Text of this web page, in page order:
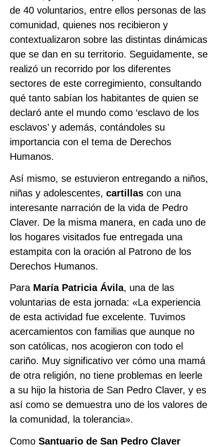
de 40 voluntarios, entre ellos personas de las
comunidad, quienes nos recibieron y
contextualizaron sobre las distintas dinámicas
que se dan en su territorio. Seguidamente, se
realizó un recorrido por los diferentes
sectores de este corregimiento, consultando
qué tanto sabían los habitantes de quien se
declaró ante el mundo como ‘esclavo de los
esclavos’ y además, contándoles su
importancia con el tema de Derechos
Humanos.
Así mismo, se estuvieron entregando a niños,
niñas y adolescentes, cartillas con una
interesante narración de la vida de Pedro
Claver. De la misma manera, en cada uno de
los hogares visitados fue entregada una
estampita con la oración al Patrono de los
Derechos Humanos.
Para María Patricia Ávila, una de las
voluntarias de esta jornada: «La experiencia
de esta actividad fue excelente. Tuvimos
acercamientos con familias que aunque no
son católicas, nos acogieron con todo el
cariño. Muy significativo ver cómo una mamá
de otra religión, no tiene problemas en leerle
a su hijo la historia de San Pedro Claver, y es
así como se demuestra uno de los valores de
la comunidad, la tolerancia».
Como Santuario de San Pedro Claver